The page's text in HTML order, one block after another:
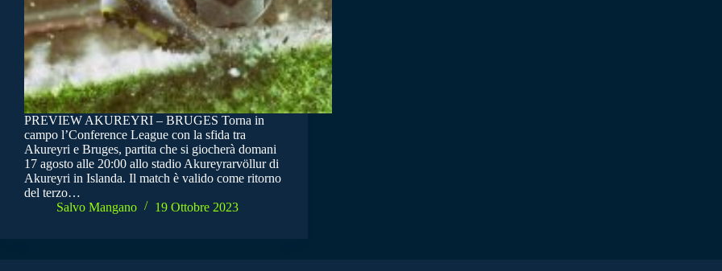
PREVIEW AKUREYRI – BRUGES Torna in
campo l’Conference League con la sfida tra
Akureyri e Bruges, partita che si giocherà domani
17 agosto alle 20:00 allo stadio Akureyrarvöllur di
Akureyri in Islanda. Il match è valido come ritorno
del terzo…
Salvo Mangano
19 Ottobre 2023